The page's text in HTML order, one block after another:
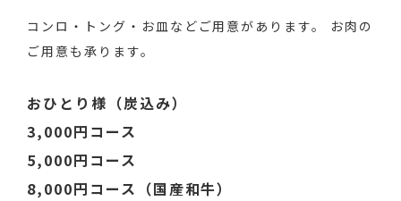
コンロ・トング・お皿などご用意があります。
お肉の
ご用意も承ります。
おひとり様（炭込み）
3,000円コース
5,000円コース
8,000円コース （国産和牛）